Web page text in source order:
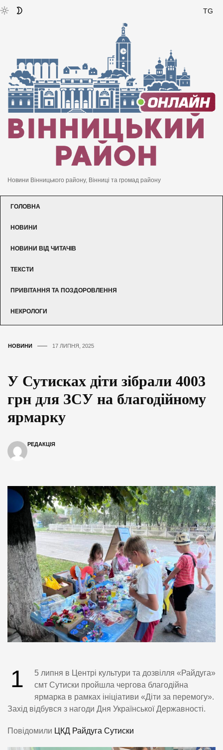
TG
Новини Вінницького району, Вінниці та громад району
ГОЛОВНА
НОВИНИ
НОВИНИ ВІД ЧИТАЧІВ
ТЕКСТИ
ПРИВІТАННЯ ТА ПОЗДОРОВЛЕННЯ
НЕКРОЛОГИ
НОВИНИ 17 ЛИПНЯ, 2025
У Сутисках діти зібрали 4003
грн для ЗСУ на благодійному
ярмарку
РЕДАКЦІЯ
1
5 липня в Центрі культури та дозвілля «Райдуга»
смт Сутиски пройшла чергова благодійна
ярмарка в рамках ініціативи «Діти за перемогу».
Захід відбувся з нагоди Дня Української Державності.
Повідомили ЦКД Райдуга Сутиски